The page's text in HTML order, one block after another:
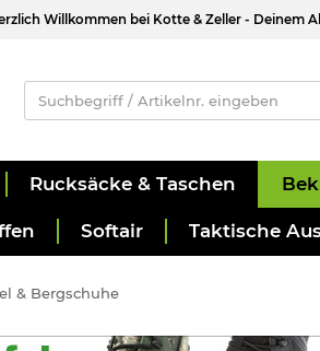
Willkommen bei Kotte & Zeller - Deinem
Rucksäcke & Taschen
Softair Taktische
& Bergschuhe